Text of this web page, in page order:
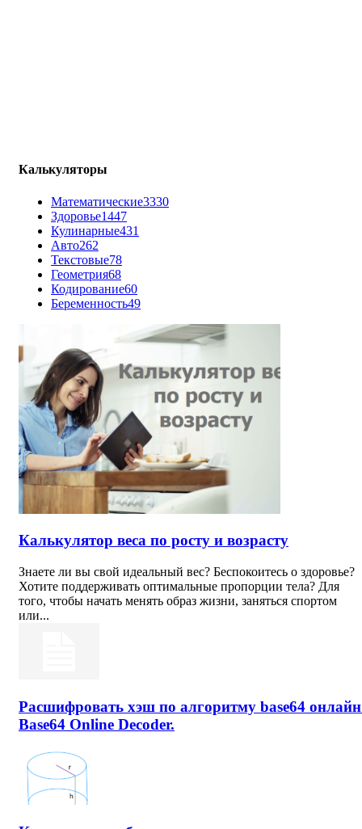
Калькуляторы
Математические3330
Здоровье1447
Кулинарные431
Авто262
Текстовые78
Геометрия68
Кодирование60
Беременность49
Калькулятор веса по росту и возрасту
Знаете ли вы свой идеальный вес? Беспокоитесь о здоровье?
Хотите поддерживать оптимальные пропорции тела? Для
того, чтобы начать менять образ жизни, заняться спортом
или...
Расшифровать хэш по алгоритму base64
Base64 Online Decoder.